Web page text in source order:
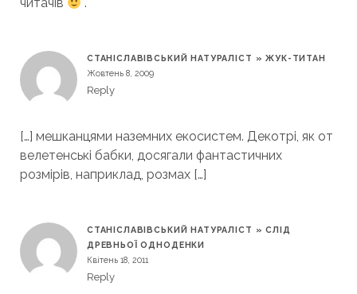
СТАНІСЛАВІВСЬКИЙ НАТУРАЛІСТ » ЖУК-ТИТАН
Жовтень 8, 2009
Reply
[…] мешканцями наземних екосистем. Декотрі, як от
велетенські бабки, досягали фантастичних
розмірів, наприклад, розмах […]
СТАНІСЛАВІВСЬКИЙ НАТУРАЛІСТ » СЛІД
ДРЕВНЬОЇ ОДНОДЕНКИ
Квітень 18, 2011
Reply